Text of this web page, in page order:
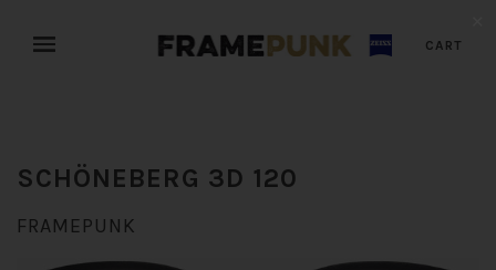
CART
SCHÖNEBERG 3D 120
FRAMEPUNK